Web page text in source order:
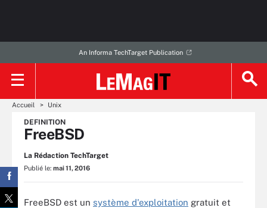
An Informa TechTarget Publication
Accueil Unix
DEFINITION
FreeBSD
La Rédaction TechTarget
Publié le: mai 11, 2016
FreeBSD est un système d'exploitation gratuit et